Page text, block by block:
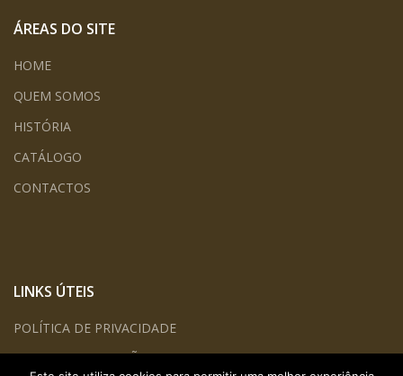
ÁREAS DO SITE
HOME
QUEM SOMOS
HISTÓRIA
CATÁLOGO
CONTACTOS
LINKS ÚTEIS
POLÍTICA DE PRIVACIDADE
TERMOS E CONDIÇÕES